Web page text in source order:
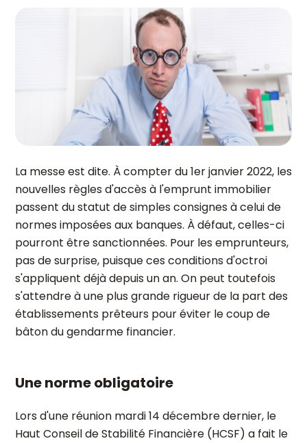
La messe est dite. À compter du 1er janvier 2022, les
nouvelles règles d'accès à l'emprunt immobilier
passent du statut de simples consignes à celui de
normes imposées aux banques. À défaut, celles-ci
pourront être sanctionnées. Pour les emprunteurs,
pas de surprise, puisque ces conditions d'octroi
s'appliquent déjà depuis un an. On peut toutefois
s'attendre à une plus grande rigueur de la part des
établissements prêteurs pour éviter le coup de
bâton du gendarme financier.
Une norme obligatoire
Lors d'une réunion mardi 14 décembre dernier, le
Haut Conseil de Stabilité Financière (HCSF) a fait le